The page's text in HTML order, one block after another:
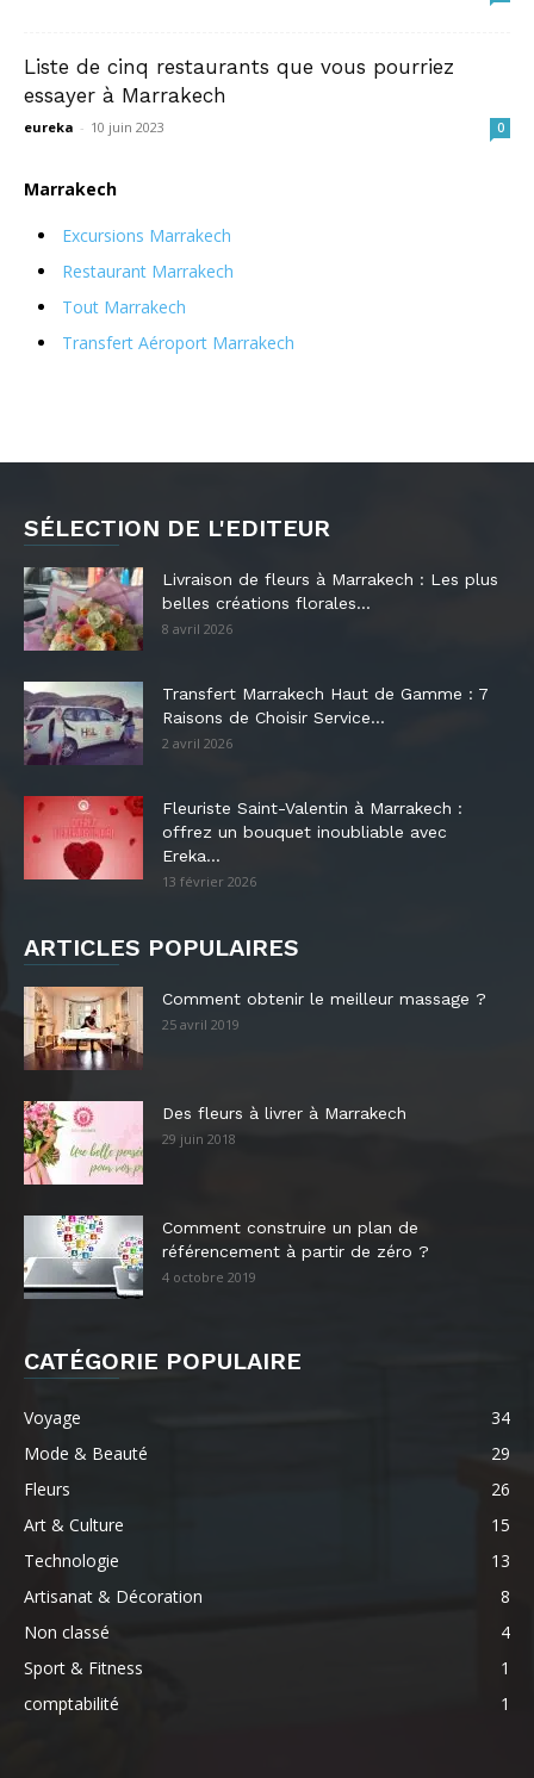
Liste de cinq restaurants que vous pourriez
essayer à Marrakech
eureka - 10 juin 2023 0
Marrakech
Excursions Marrakech
Restaurant Marrakech
Tout Marrakech
Transfert Aéroport Marrakech
SÉLECTION DE L'EDITEUR
Livraison de fleurs à Marrakech : Les plus
belles créations florales...
8 avril 2026
Transfert Marrakech Haut de Gamme : 7
Raisons de Choisir Service...
2 avril 2026
Fleuriste Saint-Valentin à Marrakech :
offrez un bouquet inoubliable avec
Ereka...
13 février 2026
ARTICLES POPULAIRES
Comment obtenir le meilleur massage ?
25 avril 2019
Des fleurs à livrer à Marrakech
29 juin 2018
Comment construire un plan de
référencement à partir de zéro ?
4 octobre 2019
CATÉGORIE POPULAIRE
Voyage
34
Mode & Beauté
29
Fleurs
26
Art & Culture
15
Technologie
13
Artisanat & Décoration
8
Non classé
4
Sport & Fitness
1
comptabilité
1